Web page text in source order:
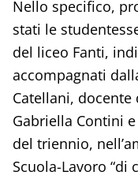
Nello specifico,
stati le
del liceo Fanti,
accompagnati
Catellani,
Gabriella Contini
del triennio,
Scuola-Lavoro “di